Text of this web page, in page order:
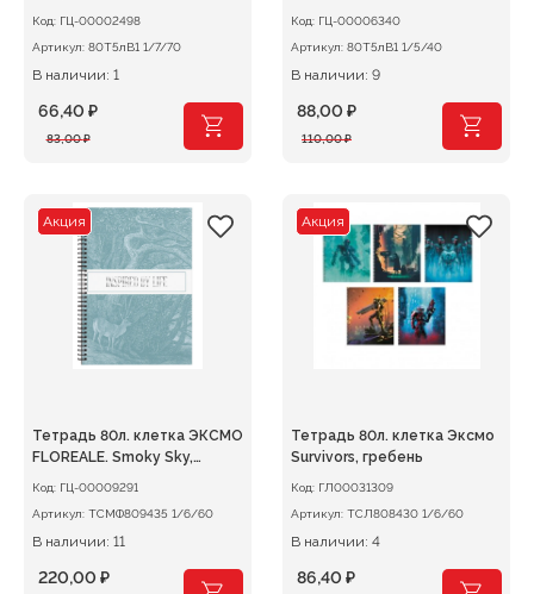
Код: ГЦ-00002498
Артикул:
80Т5лВ1 1/7/70
В наличии: 1
83,00₽
Первоначальная
83,00 ₽.
66,40 ₽
Текущая
Код: ГЦ-00006340
Артикул:
80Т5лВ1 1/5/40
В наличии: 9
110,00₽
Первоначальная
110,00 ₽.
88,00 ₽
Текущая
Акция
Тетрадь 80л. клетка ЭКСМО
FLOREALE. Smoky Sky,
Код: ГЦ-00009291
Артикул: ТСМФ809435 1/6/60
В наличии: 11
220,00 ₽
Акция
Тетрадь 80л. клетка Эксмо
Survivors, гребень
Код: ГЛ00031309
Артикул:
ТСЛ808430 1/6/60
В наличии: 4
86,40 ₽